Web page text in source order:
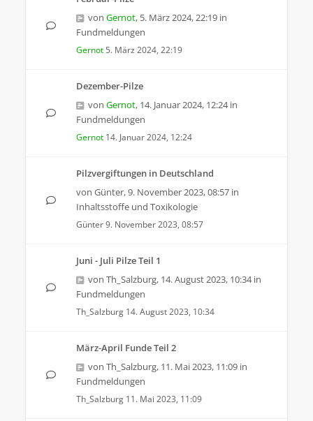
von Gernot, 5. März 2024, 22:19 in
Fundmeldungen
Gernot 5. März 2024, 22:19
Dezember-Pilze
von Gernot, 14. Januar 2024, 12:24in
Fundmeldungen
Gernot 14. Januar 2024, 12:24
Pilzvergiftungen in Deutschland
von Günter,9. November 2023, 08:57 in
Inhaltsstoffe und Toxikologie
Günter9. November 2023, 08:57
Juni - Juli Pilze Teil 1
von Th_Salzburg, 14. August 2023, 10:34in
Fundmeldungen
Th_Salzburg 14. August 2023, 10:34
März-April Funde Teil 2
von Th_Salzburg, 11. Mai 2023, 11:09 in
Fundmeldungen
Th_Salzburg 11. Mai 2023, 11:09